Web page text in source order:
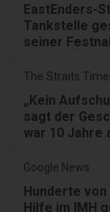
EastEnders-
Tankstelle
seiner
The Straits
„Kein
sagt der
war 10 Jahre
Google News
Hunderte von
Hilfe im IMH